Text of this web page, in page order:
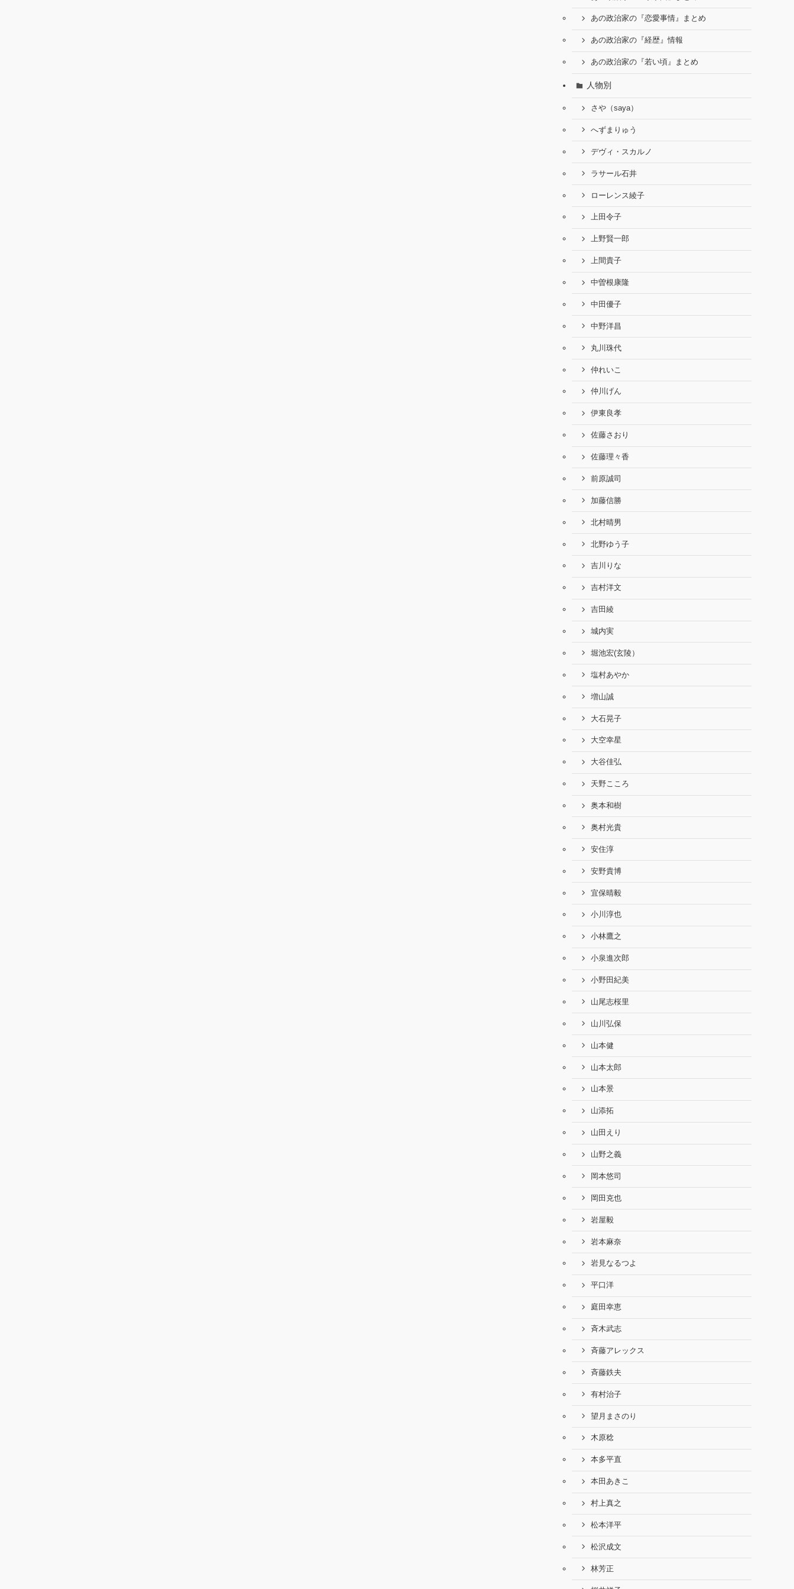
あの政治家の『恋愛事情』まとめ
あの政治家の『経歴』情報
あの政治家の『若い頃』まとめ
人物別
さや（saya）
へずまりゅう
デヴィ・スカルノ
ラサール石井
ローレンス綾子
上田令子
上野賢一郎
上間貴子
中曽根康隆
中田優子
中野洋昌
丸川珠代
仲れいこ
仲川げん
伊東良孝
佐藤さおり
佐藤理々香
前原誠司
加藤信勝
北村晴男
北野ゆう子
吉川りな
吉村洋文
吉田綾
城内実
堀池宏(玄陵）
塩村あやか
増山誠
大石晃子
大空幸星
大谷佳弘
天野こころ
奥本和樹
奥村光貴
安住淳
安野貴博
宜保晴毅
小川淳也
小林鷹之
小泉進次郎
小野田紀美
山尾志桜里
山川弘保
山本健
山本太郎
山本景
山添拓
山田えり
山野之義
岡本悠司
岡田克也
岩屋毅
岩本麻奈
岩見なるつよ
平口洋
庭田幸恵
斉木武志
斉藤アレックス
斉藤鉄夫
有村治子
望月まさのり
木原稔
本多平直
本田あきこ
村上真之
松本洋平
松沢成文
林芳正